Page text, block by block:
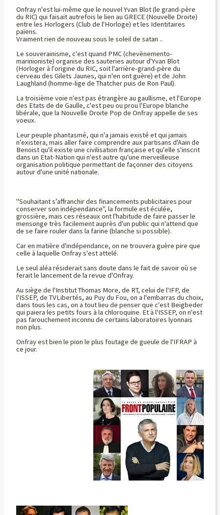
Onfray n'est lui-même que le nouvel Yvan Blot (le grand-père
du RIC) qui faisait autrefois le lien au GRECE (Nouvelle Droite)
entre les Horlogers (Club de l'Horloge) et les Identitaires
païens.
Vraiment rien de nouveau sous le soleil de satan ..
Le souverainisme, c'est quand PMC (chevènemento-
marinioniste) organise des sauteries autour d'Yvan Blot
(Horloger à l'origine du RIC, soit l'arrière-grand-père du
cerveau des Gilets Jaunes, qui n'en ont guère) et de John
Laughland (homme-lige de Thatcher puis de Ron Paul).
La troisième voie n'est pas étrangère au gaullisme, et l'Europe
des Etats de de Gaulle, c'est peu ou prou l'Europe blanche
libérale, que la Nouvelle Droite Pop de Onfray appelle de ses
voeux.
Leur peuple phantasmé, qui n'a jamais existé et qui jamais
n'existera, mais aller faire comprendre aux partisans d'Aain de
Benoist qu'il existe une civilisation française et qu'elle s'inscrit
dans un Etat-Nation qui n'est autre qu'une merveilleuse
organisation politique permettant de façonner des citoyens
autour d'une unité nationale.
"Souhaitant s’affranchir des financements publicitaires pour
conserver son indépendance", la formule est éculée,
grossière, mais ces réseaux ont l'habitude de faire passer le
mensonge très facilement auprès d'un public qui n'attend que
de se faire rouler dans la farine (blanche si possible).
Car en matière d'indépendance, on ne trouvera guère pire que
celle à laquelle Onfray s'est attelé.
Le seul aléa résiderait sans doute dans le fait de savoir où se
ferait le lancement de la revue d'Onfray.
Au siège de l'Institut Thomas More, de RT, celui de l'IFP, de
l'ISSEP, de TVLibertés, au Puy du Fou, on a l'embarras du choix,
dans tous les cas, on a tout lieu de penser que c'est Beigbeder
qui paiera les petits fours à la chloroquine. Et à l'ISSEP, on n'est
pas farouchement inconnu de certains laboratoires lyonnais
non plus.
Onfray est bien le pion le plus foutage de gueule de l'IFRAP à
ce jour.